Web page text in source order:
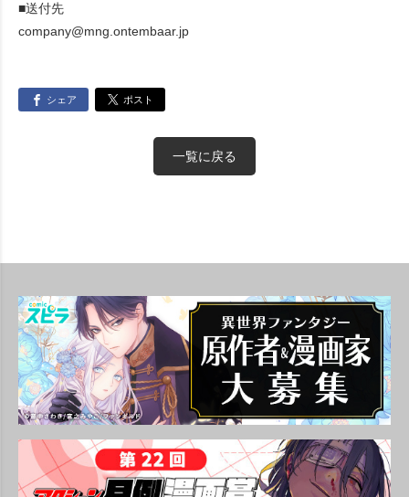
■送付先
company@mng.ontembaar.jp
シェア ポスト
一覧に戻る